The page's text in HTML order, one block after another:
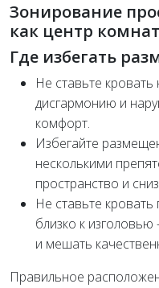
Зонирование
как центр
Где избегать
Не ставьте
дисгармонию и
комфорт.
Избегайте
несколькими
пространство и
Не ставьте
близко к
и мешать
Правильное